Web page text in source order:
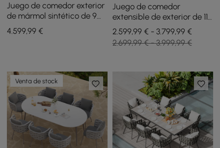
Juego de comedor exterior
de mármol sintético de 9
piezas con sillas de cuerda
tejida para 8 personas
4.599,99 €
Juego de comedor
extensible de exterior de 11
piezas con mesa de
aluminio y 10 sillas
trenzadas en gris
2.599,99 € - 3.799,99 €
2.699,99 € - 3.999,99 €
Venta de stock